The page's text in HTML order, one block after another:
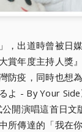
， 出道時曾被日
賞年度主持人獎』
防疫， 同時也想
よ - By Your
開演唱這首日文
所傳達的「我在